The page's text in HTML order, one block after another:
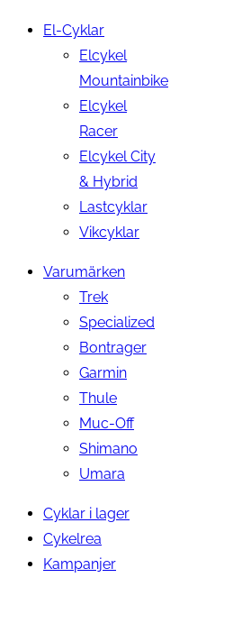
El-Cyklar
Elcykel
Mountainbike
Elcykel
Racer
Elcykel City
& Hybrid
Lastcyklar
Vikcyklar
Varumärken
Trek
Specialized
Bontrager
Garmin
Thule
Muc-Off
Shimano
Umara
Cyklar i lager
Cykelrea
Kampanjer